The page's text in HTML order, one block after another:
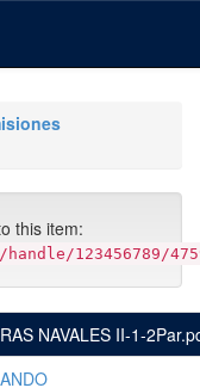
this item:
123456789/
NAVALES II-1-